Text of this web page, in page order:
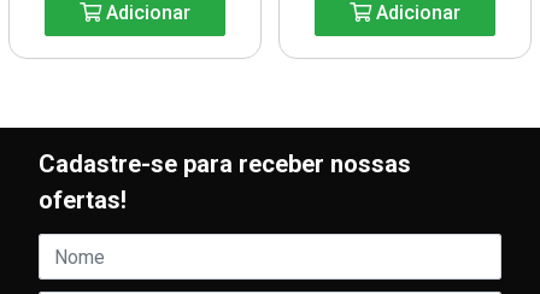
Adicionar Adicionar
Cadastre-se para receber nossas
ofertas!